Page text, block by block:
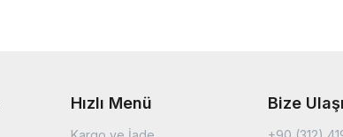
Hızlı Menü Bize